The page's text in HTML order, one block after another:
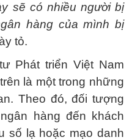
sẽ có nhiều người bị
hàng của mình bị
tỏ.
Phát triển Việt Nam
là một trong những
Theo đó, đối tượng
hàng đến khách
số lạ hoặc mạo danh